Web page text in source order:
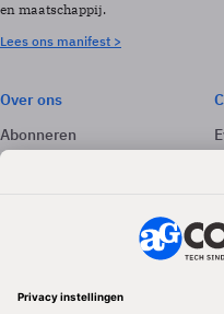
en maatschappij.
Lees ons manifest >
Over ons
Abonneren
Adverteren
Volg ons